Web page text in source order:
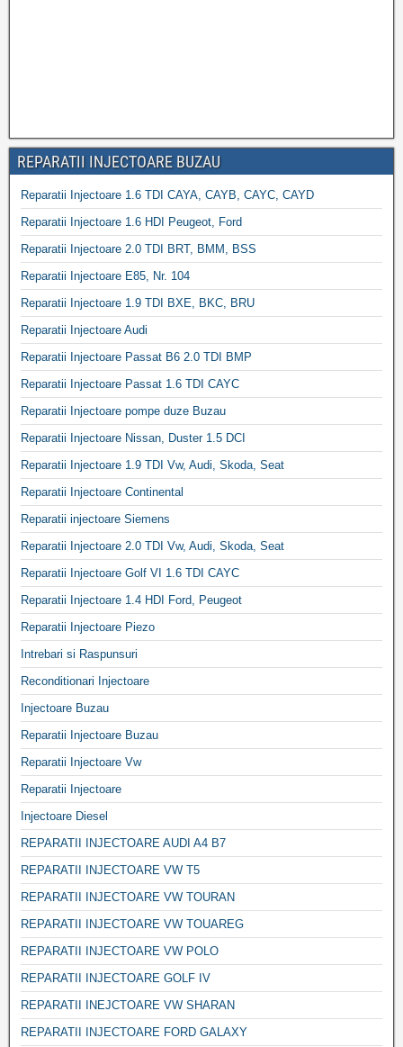
REPARATII INJECTOARE BUZAU
Reparatii Injectoare 1.6 TDI CAYA, CAYB, CAYC, CAYD
Reparatii Injectoare 1.6 HDI Peugeot, Ford
Reparatii Injectoare 2.0 TDI BRT, BMM, BSS
Reparatii Injectoare E85, Nr. 104
Reparatii Injectoare 1.9 TDI BXE, BKC, BRU
Reparatii Injectoare Audi
Reparatii Injectoare Passat B6 2.0 TDI BMP
Reparatii Injectoare Passat 1.6 TDI CAYC
Reparatii Injectoare pompe duze Buzau
Reparatii Injectoare Nissan, Duster 1.5 DCI
Reparatii Injectoare 1.9 TDI Vw, Audi, Skoda, Seat
Reparatii Injectoare Continental
Reparatii injectoare Siemens
Reparatii Injectoare 2.0 TDI Vw, Audi, Skoda, Seat
Reparatii Injectoare Golf VI 1.6 TDI CAYC
Reparatii Injectoare 1.4 HDI Ford, Peugeot
Reparatii Injectoare Piezo
Intrebari si Raspunsuri
Reconditionari Injectoare
Injectoare Buzau
Reparatii Injectoare Buzau
Reparatii Injectoare Vw
Reparatii Injectoare
Injectoare Diesel
REPARATII INJECTOARE AUDI A4 B7
REPARATII INJECTOARE VW T5
REPARATII INJECTOARE VW TOURAN
REPARATII INJECTOARE VW TOUAREG
REPARATII INJECTOARE VW POLO
REPARATII INJECTOARE GOLF IV
REPARATII INEJCTOARE VW SHARAN
REPARATII INJECTOARE FORD GALAXY